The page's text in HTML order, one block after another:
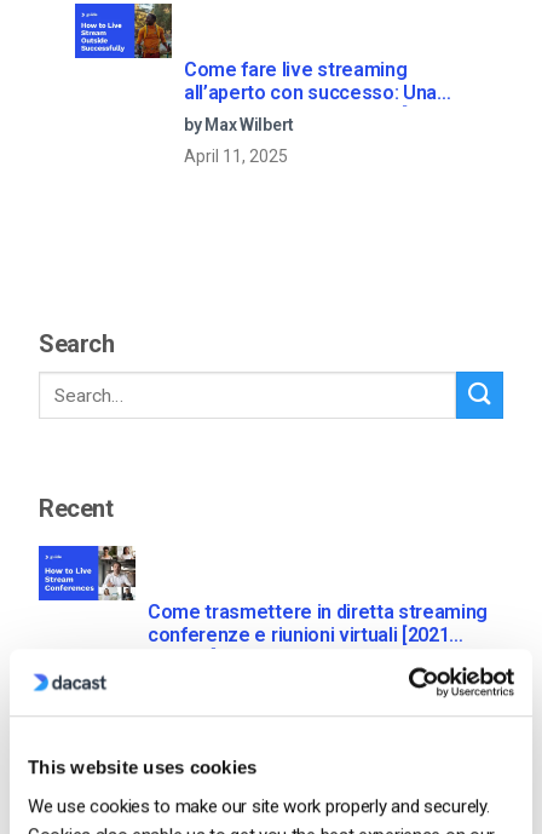
This website uses cookies
We use cookies to make our site work properly and securely.
Come fare live streaming
all’aperto con successo: Una
guida passo dopo passo [2021
Update]
by Max Wilbert
April 11, 2025
Search
Recent
Come trasmettere in diretta streaming
conferenze e riunioni virtuali [2021
Guida alle migliori apparecchiature per lo